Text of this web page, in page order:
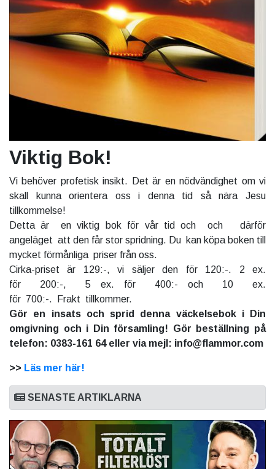
Viktig Bok!
Vi behöver profetisk insikt. Det är en nödvändighet om vi
skall kunna orientera oss i denna tid så nära Jesu
tillkommelse!
Detta är en viktig bok för vår tid och och därför
angeläget att den får stor spridning. Du kan köpa boken till
mycket förmånliga priser från oss.
Cirka-priset är 129:-, vi säljer den för 120:-. 2 ex.
för 200:-, 5 ex. för 400:- och 10 ex.
för 700:-. Frakt tillkommer.
Gör en insats och sprid denna väckelsebok i Din
omgivning och i Din församling! Gör beställning på
telefon: 0383-161 64 eller via mejl: info@flammor.com
>> Läs mer här!
SENASTE ARTIKLARNA